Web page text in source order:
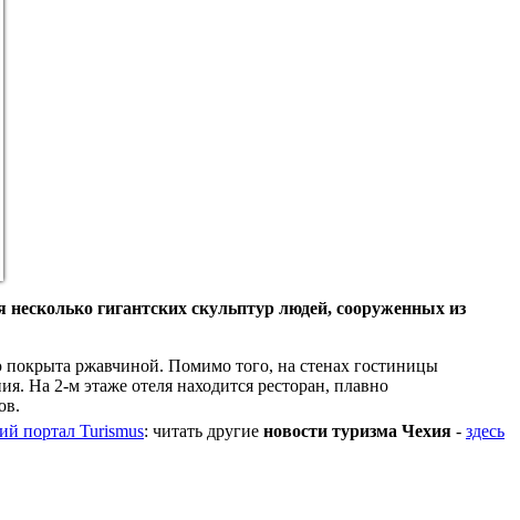
гигантских скульптур людей, сооруженных из
покрыта ржавчиной. Помимо того, на стенах гостиницы
На 2-м этаже отеля находится ресторан, плавно
портал Turismus: читать другие новости туризма Чехия - здесь